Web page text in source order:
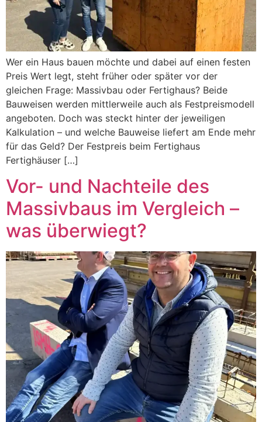
Wer ein Haus bauen möchte und dabei auf einen festen
Preis Wert legt, steht früher oder später vor der
gleichen Frage: Massivbau oder Fertighaus? Beide
Bauweisen werden mittlerweile auch als Festpreismodell
angeboten. Doch was steckt hinter der jeweiligen
Kalkulation – und welche Bauweise liefert am Ende mehr
für das Geld? Der Festpreis beim Fertighaus
Fertighäuser […]
Vor- und Nachteile des
Massivbaus im Vergleich –
was überwiegt?